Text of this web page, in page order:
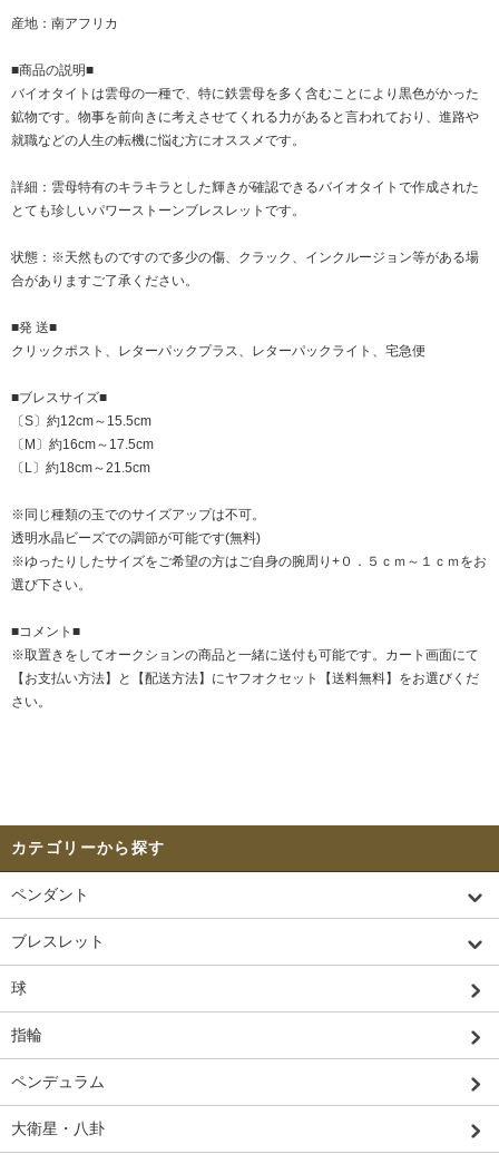
産地：南アフリカ
■商品の説明■
バイオタイトは雲母の一種で、特に鉄雲母を多く含むことにより黒色がかった
鉱物です。物事を前向きに考えさせてくれる力があると言われており、進路や
就職などの人生の転機に悩む方にオススメです。
詳細：雲母特有のキラキラとした輝きが確認できるバイオタイトで作成された
とても珍しいパワーストーンブレスレットです。
状態：※天然ものですので多少の傷、クラック、インクルージョン等がある場
合がありますご了承ください。
■発 送■
クリックポスト、レターパックプラス、レターパックライト、宅急便
■ブレスサイズ■
〔S〕約12cm～15.5cm
〔M〕約16cm～17.5cm
〔L〕約18cm～21.5cm
※同じ種類の玉でのサイズアップは不可。
透明水晶ビーズでの調節が可能です(無料)
※ゆったりしたサイズをご希望の方はご自身の腕周り+０．５ｃｍ～１ｃｍをお
選び下さい。
■コメント■
※取置きをしてオークションの商品と一緒に送付も可能です。カート画面にて
【お支払い方法】と【配送方法】にヤフオクセット【送料無料】をお選びくだ
さい。
カテゴリーから探す
ペンダント
ブレスレット
球
指輪
ペンデュラム
大衛星・八卦